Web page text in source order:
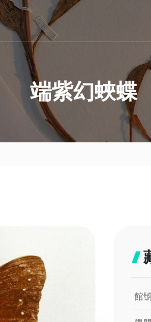
端紫幻蛺蝶
館